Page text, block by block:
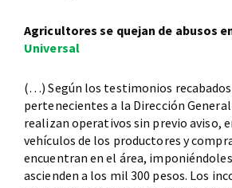
Agricultores se quejan de abusos
Universal
(…) Según los testimonios
pertenecientes a la Dirección General
realizan operativos sin previo aviso,
vehículos de los productores y
encuentran en el área,
ascienden a los mil 300 pesos. Los